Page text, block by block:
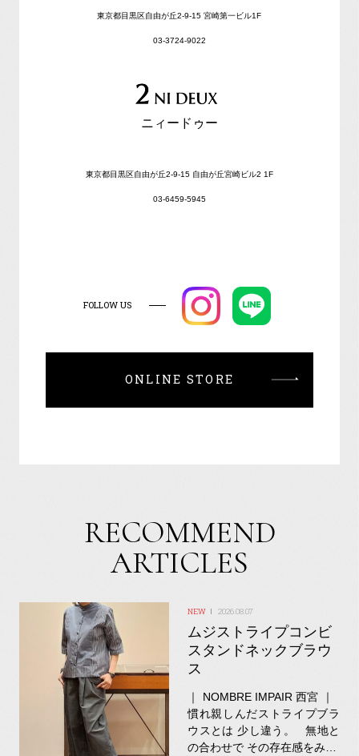
東京都目黒区自由が丘2-9-15 宮崎第一ビル1F
03-3724-9022
ニィードゥー
東京都目黒区自由が丘2-9-15 自由が丘宮崎ビル2 1F
03-6459-5945
FOLLOW US
ONLINE STORE
RECOMMEND
ARTICLES
2026.08.07
ムジストライプコンビ
スタンドネックブラウ
ス
｜ NOMBRE IMPAIR 西宮 ｜
慣れ親しんだストライプブラ
ウスとは 少し違う。 無地と
の合わせで その存在感をみ…